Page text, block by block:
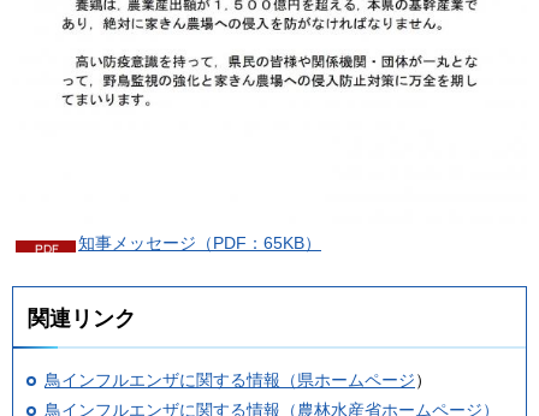
知事メッセージ（PDF：65KB）
関連リンク
鳥インフルエンザに関する情報（県ホームページ）
鳥インフルエンザに関する情報（農林水産省ホームページ）